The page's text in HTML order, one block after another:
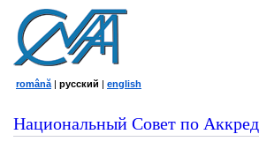
română | русский | english
Национальный Совет по